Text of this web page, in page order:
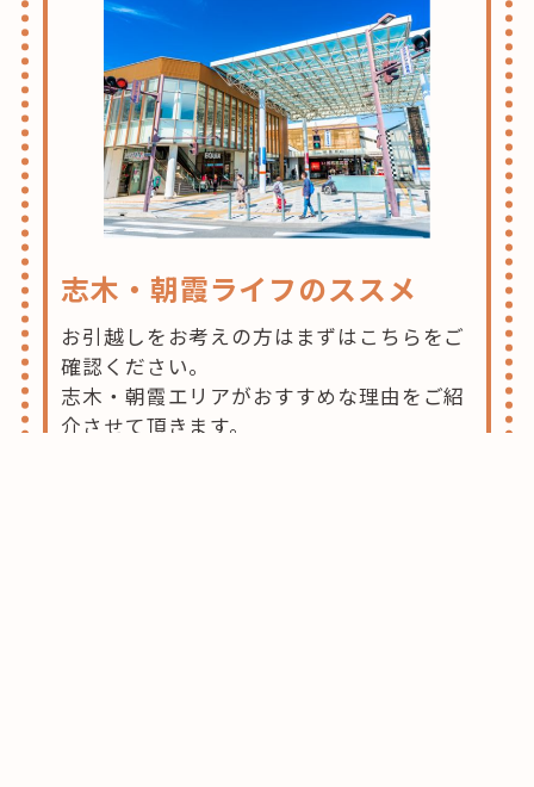
志木・朝霞ライフのススメ
お引越しをお考えの方はまずはこちらをご
確認ください。
志木・朝霞エリアがおすすめな理由をご紹
介させて頂きます。